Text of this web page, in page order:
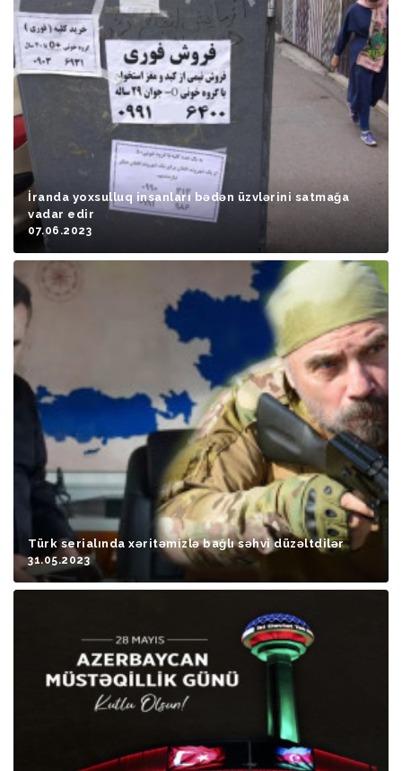
İranda yoxsulluq insanları bədən üzvlərini satmağa
vadar edir
07.06.2023
Türk serialında xəritəmizlə bağlı səhvi düzəltdilər
31.05.2023